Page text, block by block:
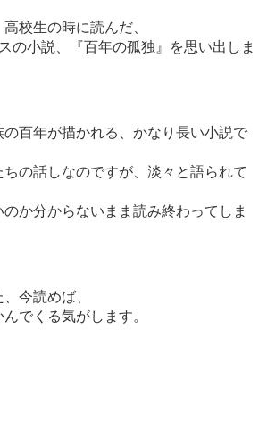
校生の時に読んだ、
の小説、『百年の孤独』を思い出しま
百年が描かれる、かなり長い小説で
の話しなのですが、淡々と語られて
か分からないまま読み終わってしま
今読めば、
でくる気がします。